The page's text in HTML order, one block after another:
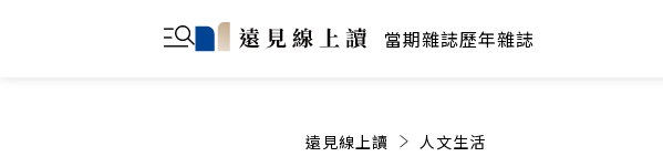
當期雜誌歷年雜誌
遠見線上讀 人文生活